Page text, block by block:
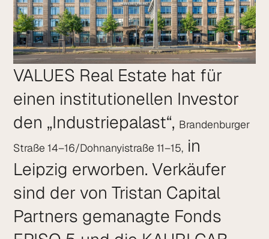
VALUES Real Estate hat für
einen institutio­nellen Investor
den „Industriepalast“, Brandenburger
Straße 14–16/Dohnanyi­straße 11–15, in
Leipzig erworben. Verkäufer
sind der von Tristan Capital
Partners gemanagte Fonds